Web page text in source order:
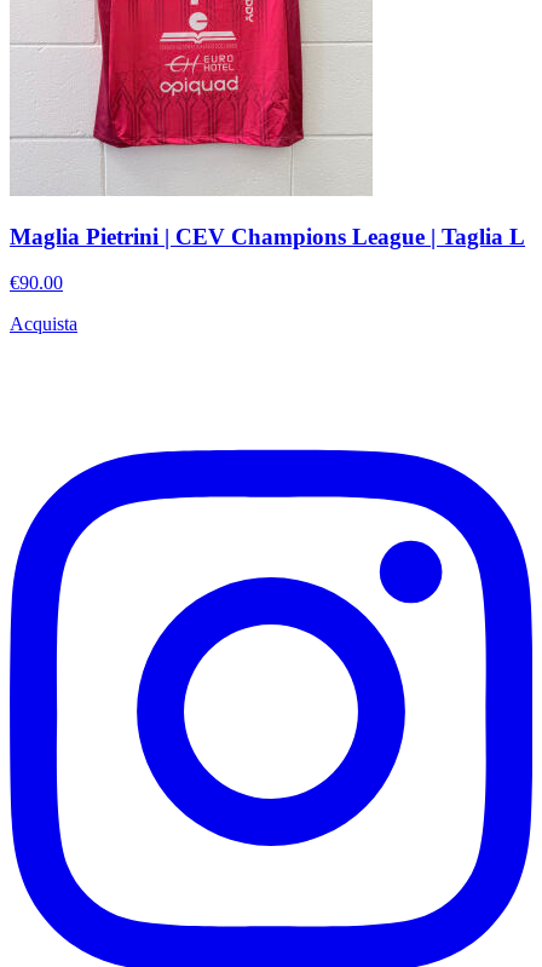
Maglia Pietrini | CEV Champions League | Taglia L
€90.00
Acquista